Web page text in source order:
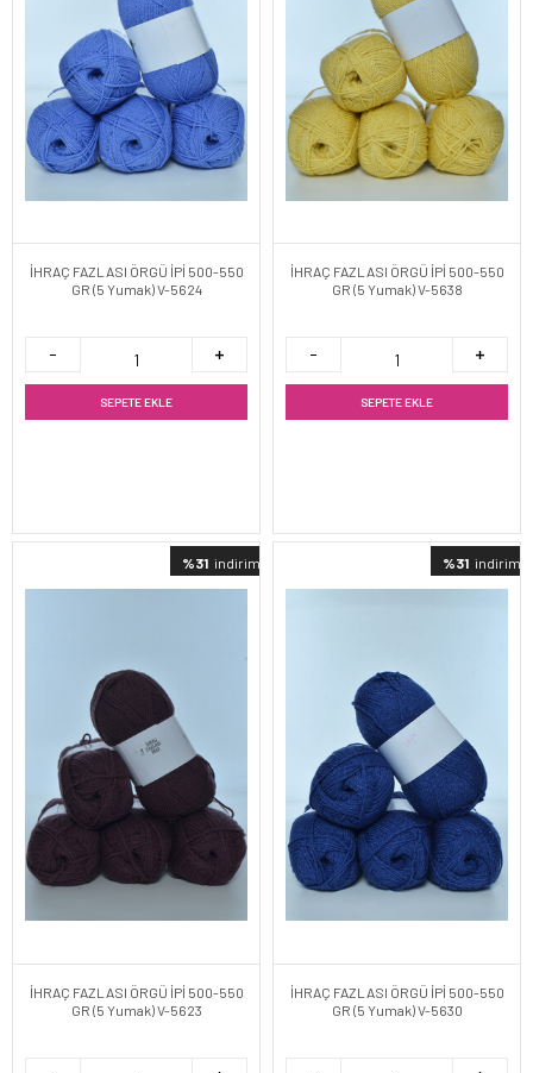
İHRAÇ FAZLASI ÖRGÜ İPİ 500-550
GR (5 Yumak) V-5624
SEPETE EKLE
İHRAÇ FAZLASI ÖRGÜ İPİ 500-550
GR (5 Yumak) V-5638
SEPETE EKLE
%31 indirimli
İHRAÇ FAZLASI ÖRGÜ İPİ 500-550
GR (5 Yumak) V-5623
%31 indirimli
İHRAÇ FAZLASI ÖRGÜ İPİ 500-550
GR (5 Yumak) V-5630